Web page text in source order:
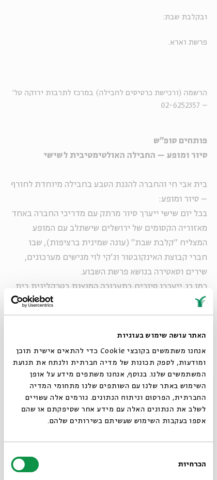
האתר עושה שימוש בעוגיות
אנחנו משתמשים בקובצי Cookie כדי להתאים אישית תוכן
ומודעות, לספק תכונות של מדיה חברתית ולנתח את תנועת
המשתמשים שלנו. בנוסף, אנחנו משתפים מידע על אופן
השימוש באתר שלנו עם השותפים שלנו מתחומי המדיה
החברתית, הפרסום וניתוח הנתונים. גורמים אלה עשויים
לשלב את הנתונים האלה עם מידע אחר שסיפקתם או שהם
אספו בעקבות השימוש שעשיתם בשירותים שלהם.
הסכמה
הכרחיות
ובקלבת שבת:
פרשת וארא.
הרשמה (ורכישת כרטיסים לחבילה) במרכז לתרבות ירוקה טל'
– 02-6252357
פותחים סופ"ש
סיור ומופע – החבילה האולטימטיבית לשישי
בית אבי חי והחברה להגנת הטבע בחבילה מיוחדת לחורף
– סיור ומופע:
בכל יום שישי ייערך סיור מרתק עם מדריכי החברה באחד
מאזוריה הקסומים של ירושלים שישתלב עם המופע
המצליח "קלבת שבת" (עונה שמינית ברציפות), שבו
חברי קבוצת האינקובטור וג'קי לוי מגישים מערכונים,
שירים וסאטירה בנושא פרשת השבוע.
כמו כן, ייערכו סיורים בתערוכה המוצגת בטרקלינית בית
אבי חי, "שירת האגם", הסוקרת את אגם החולה מבעד
ל-140 שנות צילום.
הסיורים המוצעים במסגרת החבילה, מפורטים מטה ע"פ
התאריכים.
הסיורים יצאו מבית אבי חי, רח' המלך ג'ורג' 44, ירושלים.
מחיר החבילה (סיור ומופע): 75 ₪, לגמלאים, לסטודנטים
סגור